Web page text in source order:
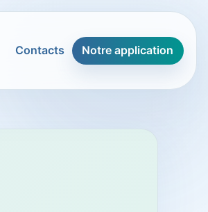
Contacts Notre application